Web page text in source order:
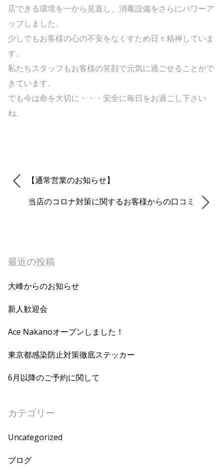
店できる環境を一から見直し、消毒設備をさらにパワーア
ップしました。
少しでもお客様の心の不安をなくすため日々精神していま
す。
私たちスタッフもお客様の笑顔で元気に過ごせることがで
きています。
でも今は命を大切に・・・安全に毎日をお過ごし下さい
ね。
【通常営業のお知らせ】
当店のコロナ対策に関するお客様からの口コミ
最近の投稿
大峰からのお知らせ
新人歓迎会
Ace Nakanoオープンしました！
東京都感染防止対策徹底ステッカー
6月以降のご予約に関して
カテゴリー
Uncategorized
ブログ